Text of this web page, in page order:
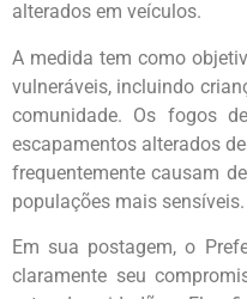
alterados em veículos.
A medida tem como
vulneráveis, incluindo
comunidade. Os fogos
escapamentos alterados
frequentemente causam
populações mais sensíveis.
Em sua postagem, o
claramente seu